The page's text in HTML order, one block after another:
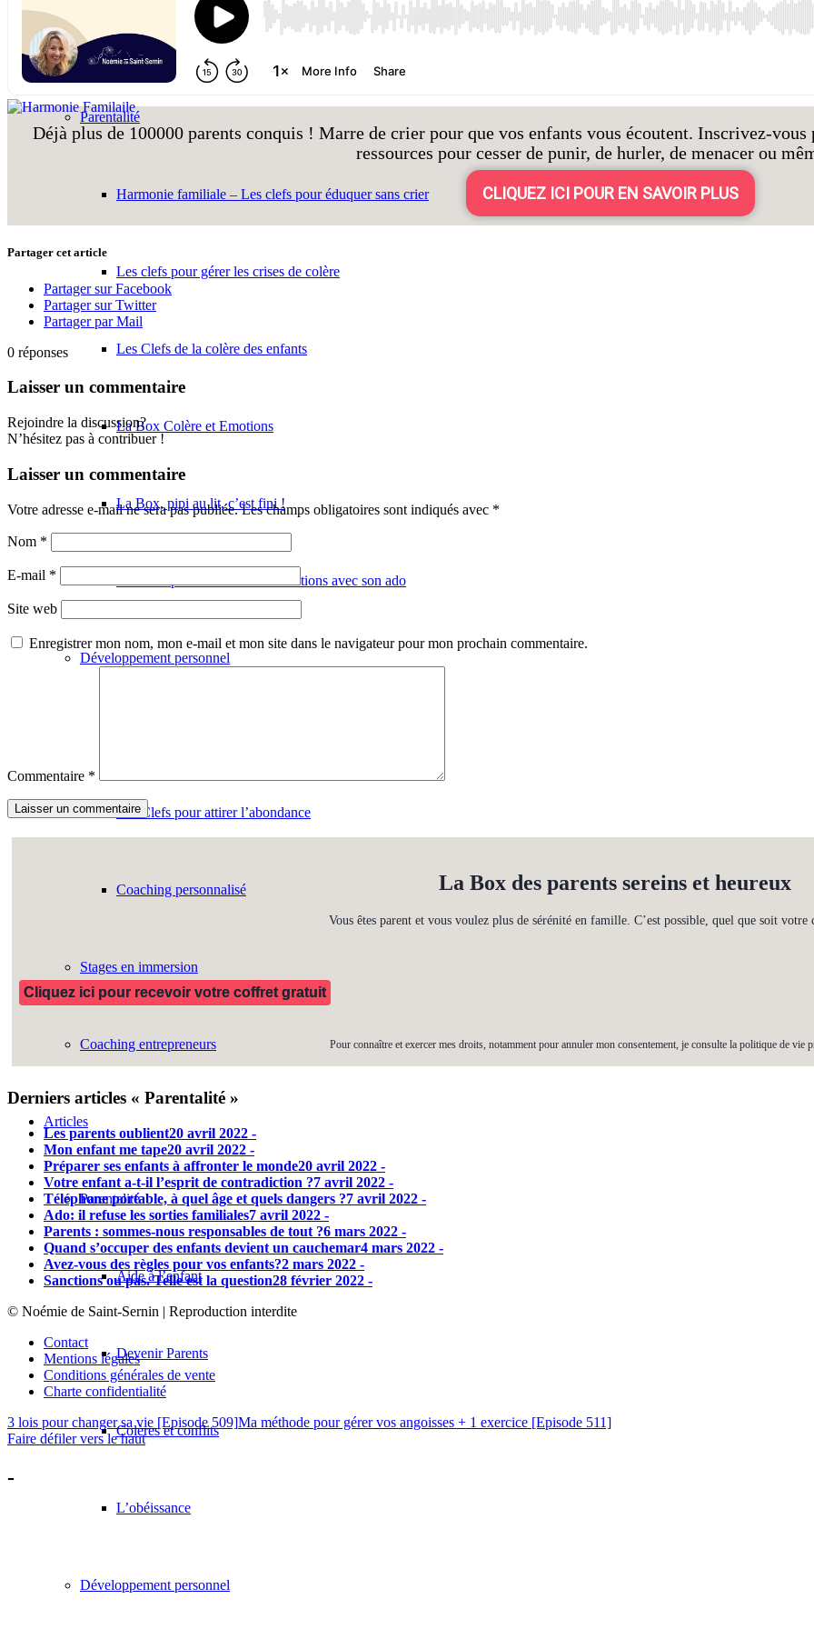
Coaching individuel
Parentalité
Harmonie familiale – Les clefs pour éduquer sans crier
Les clefs pour gérer les crises de colère
Les Clefs de la colère des enfants
La Box Colère et Emotions
La Box, pipi au lit, c’est fini !
Les clefs pour de meilleures relations avec son ado
Développement personnel
Les Clefs pour attirer l’abondance
Coaching personnalisé
Stages en immersion
Coaching entrepreneurs
Articles
Parentalité
Aide à l’enfant
Devenir Parents
Colères et conflits
L’obéissance
Développement personnel
Déjà plus de 100000 parents conquis ! Marre de crier pour que vos enfants vous écoutent. Inscrivez-
ressources pour cesser de punir, de hurler, de menacer ou
CLIQUEZ ICI POUR EN SAVOIR PLUS
Partager cet article
Partager sur Facebook
Partager sur Twitter
Partager par Mail
0 réponses
Laisser un commentaire
Rejoindre la discussion?
N’hésitez pas à contribuer !
Laisser un commentaire
Votre adresse e-mail ne sera pas publiée. Les champs obligatoires sont indiqués avec *
Nom *
E-mail *
Site web
Enregistrer mon nom, mon e-mail et mon site dans le navigateur pour mon prochain commentaire.
Commentaire *
La Box des parents sereins et heureux
Vous êtes parent et vous voulez plus de sérénité en famille. C’est possible, quel que soit
Cliquez ici pour recevoir votre coffret gratuit
Pour connaître et exercer mes droits, notamment pour annuler mon consentement, je consulte la politique de vie
Derniers articles « Parentalité »
Les parents oublient20 avril 2022 -
Mon enfant me tape20 avril 2022 -
Préparer ses enfants à affronter le monde20 avril 2022 -
Votre enfant a-t-il l’esprit de contradiction ?7 avril 2022 -
Téléphone portable, à quel âge et quels dangers ?7 avril 2022 -
Ado: il refuse les sorties familiales7 avril 2022 -
Parents : sommes-nous responsables de tout ?6 mars 2022 -
Quand s’occuper des enfants devient un cauchemar4 mars 2022 -
Avez-vous des règles pour vos enfants?2 mars 2022 -
Sanctions ou pas. Telle est la question28 février 2022 -
© Noémie de Saint-Sernin | Reproduction interdite
Contact
Mentions légales
Conditions générales de vente
Charte confidentialité
3 lois pour changer sa vie [Episode 509]Ma méthode pour gérer vos angoisses + 1 exercice [Episode 511]
Faire défiler vers le haut
-